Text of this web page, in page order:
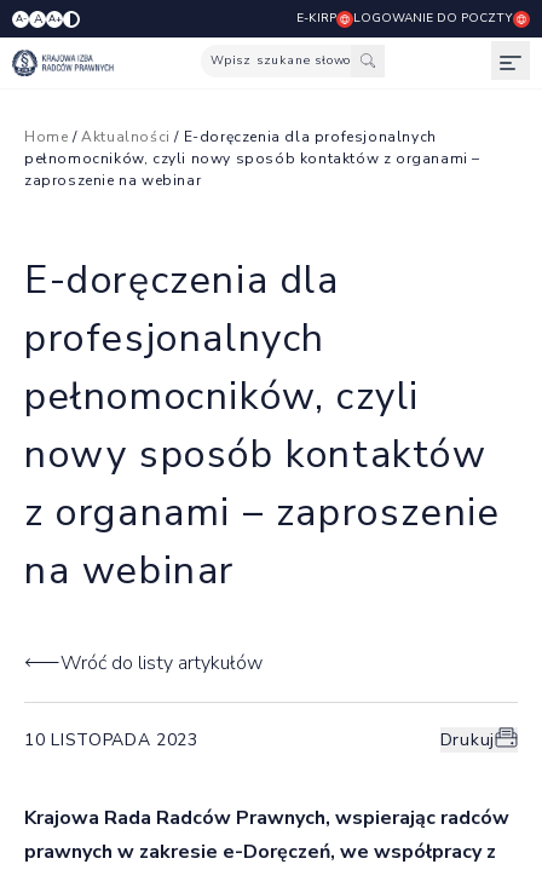
A- A A+ E-KIRP LOGOWANIE DO POCZTY
Wpisz szukane słowo
Home /Aktualności / E-doręczenia dla profesjonalnych
pełnomocników, czyli nowy sposób kontaktów z organami –
zaproszenie na webinar
E-doręczenia dla
profesjonalnych
pełnomocników, czyli
nowy sposób kontaktów
z organami – zaproszenie
na webinar
Wróć do listy artykułów
10 LISTOPADA 2023 Drukuj
Krajowa Rada Radców Prawnych, wspierając radców
prawnych w zakresie e-Doręczeń, we współpracy z